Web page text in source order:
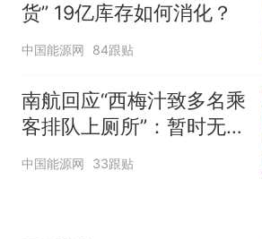
货” 19亿库存如何消化？
中国能源网 84跟贴
南航回应“西梅汁致多名乘
客排队上厕所”：暂时无法
核查是否发放西梅汁
中国能源网 33跟贴